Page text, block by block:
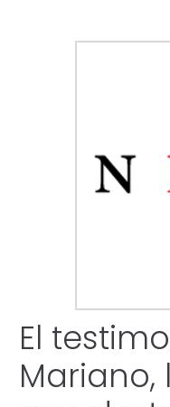
El
Mariano,